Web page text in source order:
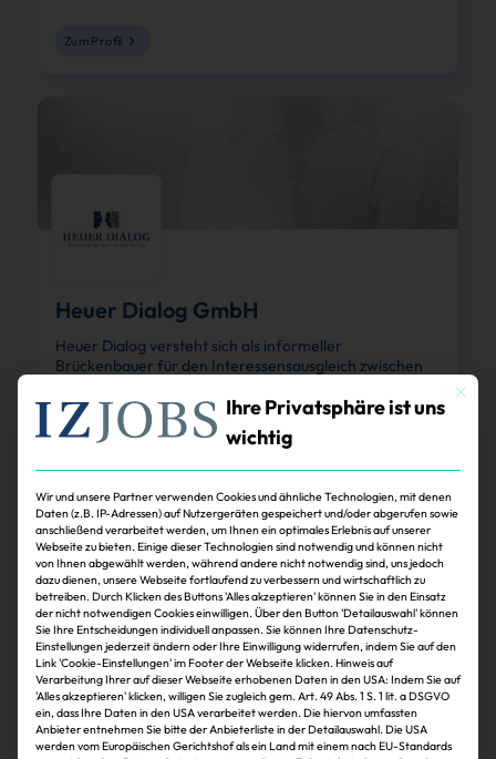
Zum Profil
Heuer Dialog GmbH
Heuer Dialog versteht sich als informeller
Brückenbauer für den Interessensausgleich zwischen
Zum Profil
Lidl
Von der Grundstücksakquise über den Bau bis zum
Mit
Ihre Privatsphäre ist uns
wichtig
Wir und unsere Partner verwenden Cookies und ähnliche Technologien, mit denen
Daten (z.B. IP-Adressen) auf Nutzergeräten gespeichert und/oder abgerufen sowie
anschließend verarbeitet werden, um Ihnen ein optimales Erlebnis auf unserer
Webseite zu bieten. Einige dieser Technologien sind notwendig und können nicht
von Ihnen abgewählt werden, während andere nicht notwendig sind, uns jedoch
dazu dienen, unsere Webseite fortlaufend zu verbessern und wirtschaftlich zu
betreiben. Durch Klicken des Buttons 'Alles akzeptieren' können Sie in den Einsatz
der nicht notwendigen Cookies einwilligen. Über den Button 'Detailauswahl' können
Sie Ihre Entscheidungen individuell anpassen. Sie können Ihre Datenschutz-
Einstellungen jederzeit ändern oder Ihre Einwilligung widerrufen, indem Sie auf den
Link 'Cookie-Einstellungen' im Footer der Webseite klicken. Hinweis auf
Verarbeitung Ihrer auf dieser Webseite erhobenen Daten in den USA: Indem Sie auf
'Alles akzeptieren' klicken, willigen Sie zugleich gem. Art. 49 Abs. 1 S. 1 lit. a DSGVO
ein, dass Ihre Daten in den USA verarbeitet werden. Die hiervon umfassten
Anbieter entnehmen Sie bitte der Anbieterliste in der Detailauswahl. Die USA
werden vom Europäischen Gerichtshof als ein Land mit einem nach EU-Standards